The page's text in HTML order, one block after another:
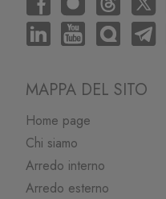
MAPPA DEL SITO
Home page
Chi siamo
Arredo interno
Arredo esterno